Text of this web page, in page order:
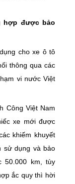
hợp được bảo
cho xe ô tô
thông qua các
vi nước Việt
Công Việt Nam
xe mới được
khiếm khuyết
sử dụng và bảo
50.000 km, tùy
ắc quy thì hời